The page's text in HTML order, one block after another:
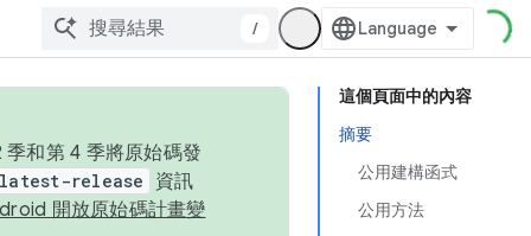
/
這個頁面中的內容
摘要
公用建構函式
公用方法
和第 4 季將原始碼發
release
資訊
開放原始碼計畫變